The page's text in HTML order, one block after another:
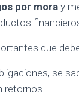
por moray
que
se
retornos.